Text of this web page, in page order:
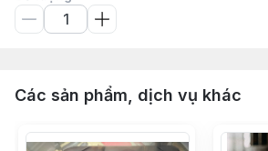
Các sản phẩm, dịch vụ khác